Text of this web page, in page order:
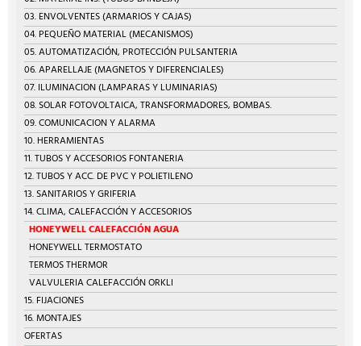
03. ENVOLVENTES (ARMARIOS Y CAJAS)
04. PEQUEÑO MATERIAL (MECANISMOS)
05. AUTOMATIZACIÓN, PROTECCIÓN PULSANTERIA
06. APARELLAJE (MAGNETOS Y DIFERENCIALES)
07. ILUMINACION (LAMPARAS Y LUMINARIAS)
08. SOLAR FOTOVOLTAICA, TRANSFORMADORES, BOMBAS.
09. COMUNICACION Y ALARMA
10. HERRAMIENTAS
11. TUBOS Y ACCESORIOS FONTANERIA
12. TUBOS Y ACC. DE PVC Y POLIETILENO
13. SANITARIOS Y GRIFERIA
14. CLIMA, CALEFACCIÓN Y ACCESORIOS
HONEYWELL CALEFACCIÓN AGUA
HONEYWELL TERMOSTATO
TERMOS THERMOR
VALVULERIA CALEFACCIÓN ORKLI
15. FIJACIONES
16. MONTAJES
OFERTAS